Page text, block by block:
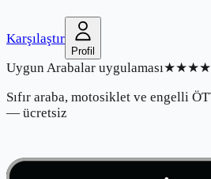
Karşılaştır
Profil
Uygun Arabalar uygulaması
Sıfır araba, motosiklet ve engelli
— ücretsiz